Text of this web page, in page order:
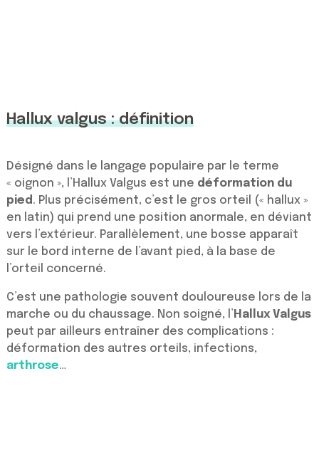
Hallux valgus : définition
Désigné dans le langage populaire par le terme
« oignon », l’Hallux Valgus est une déformation du
pied . Plus précisément, c’est le gros orteil (« hallux »
en latin) qui prend une position anormale, en déviant
vers l’extérieur. Parallèlement, une bosse apparaît
sur le bord interne de l’avant pied, à la base de
l’orteil concerné.
C’est une pathologie souvent douloureuse lors de la
marche ou du chaussage. Non soigné, l’ Hallux Valgus
peut par ailleurs entraîner des complications :
déformation des autres orteils, infections,
arthrose…